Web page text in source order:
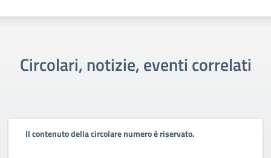
Circolari, notizie, eventi correlati
Il contenuto della circolare numero è riservato.